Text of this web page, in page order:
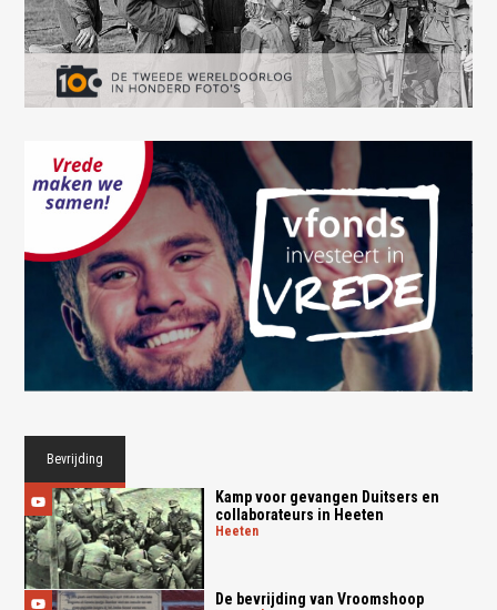
Bevrijding
Kamp voor gevangen Duitsers en
collaborateurs in Heeten
heeten
De bevrijding van Vroomshoop